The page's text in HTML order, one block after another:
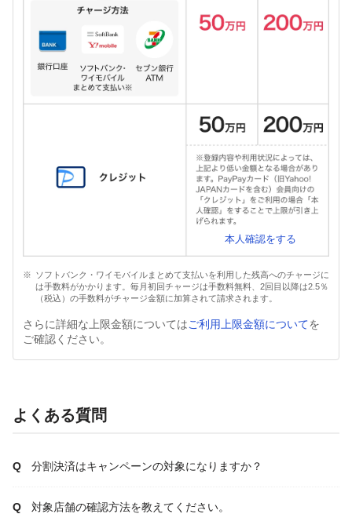
本人確認をする
ソフトバンク・ワイモバイルまとめて支払いを利用した残高へのチャージに
は手数料がかかります。毎月初回チャージは手数料無料、2回目以降は2.5％
（税込）の手数料がチャージ金額に加算されて請求されます。
さらに詳細な上限金額についてはご利用上限金額についてを
ご確認ください。
よくある質問
分割決済はキャンペーンの対象になりますか？
対象店舗の確認方法を教えてください。